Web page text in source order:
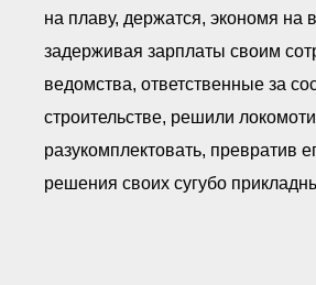
на плаву, держатся, экономя на
задерживая зарплаты своим
ведомства, ответственные за
строительстве, решили
разукомплектовать, превратив
решения своих сугубо